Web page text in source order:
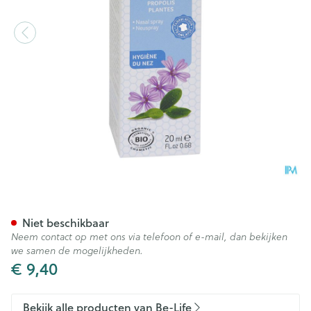
€ 9,40
Niet beschikbaar
Neem contact op met ons via telefoon of e-mail, dan bekijken
we samen de mogelijkheden.
Bekijk alle producten van Be-Life